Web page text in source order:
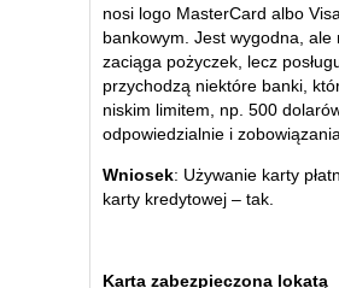
nosi logo MasterCard albo
bankowym. Jest wygodna,
zaciąga pożyczek, lecz
przychodzą niektóre banki,
niskim limitem, np. 500
odpowiedzialnie i
Wniosek: Używanie karty
karty kredytowej – tak.
Karta zabezpieczona lokatą